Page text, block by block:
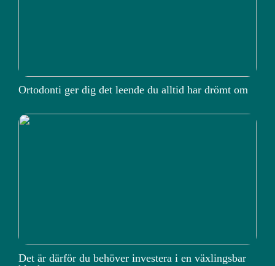
Ortodonti ger dig det leende du alltid har drömt om
Det är därför du behöver investera i en växlingsbar